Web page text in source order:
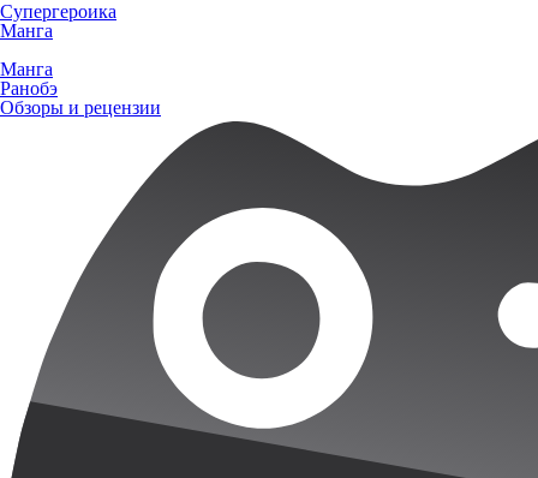
Супергероика
Манга
Манга
Ранобэ
Обзоры и рецензии